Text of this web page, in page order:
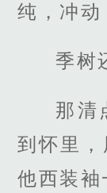
纯，冲动
季树
那清
到怀里
他西装袖